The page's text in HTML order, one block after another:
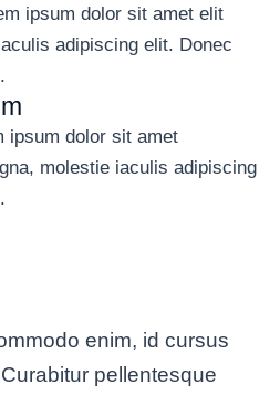
ipsum dolor sit amet elit
adipiscing elit. Donec
ipsum dolor sit amet
molestie iaculis adipiscing
enim, id cursus
pellentesque